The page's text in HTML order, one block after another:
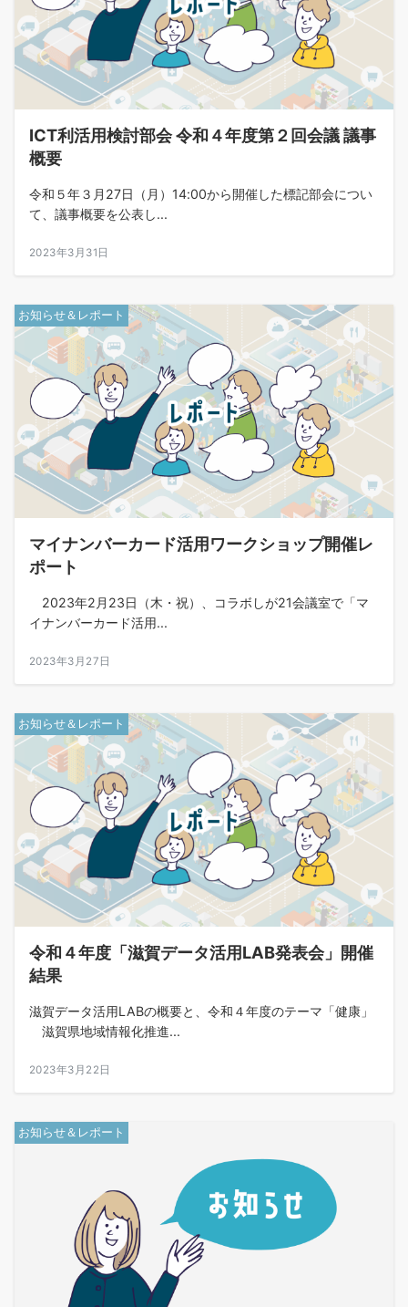
ICT利活用検討部会 令和４年度第２回会議 議事
概要
令和５年３月27日（月）14:00から開催した標記部会につい
て、議事概要を公表し...
2023年3月31日
お知らせ＆レポート
マイナンバーカード活用ワークショップ開催レ
ポート
2023年2月23日（木・祝）、コラボしが21会議室で「マ
イナンバーカード活用...
2023年3月27日
お知らせ＆レポート
令和４年度「滋賀データ活用LAB発表会」開催
結果
滋賀データ活用LABの概要と、令和４年度のテーマ「健康」
滋賀県地域情報化推進...
2023年3月22日
お知らせ＆レポート